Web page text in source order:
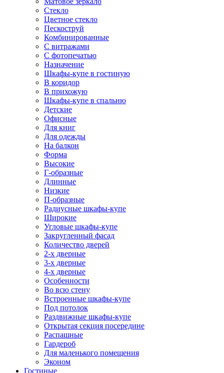
Стекло
Цветное стекло
Пескоструй
Комбинированные
С витражами
С фотопечатью
Назначение
Шкафы-купе в гостиную
В коридор
В прихожую
Шкафы-купе в спальню
Детские
Офисные
Для книг
Для одежды
На балкон
Форма
Высокие
Г-образные
Длинные
Низкие
П-образные
Радиусные шкафы-купе
Широкие
Угловые шкафы-купе
Закругленный фасад
Количество дверей
2-х дверные
3-х дверные
4-х дверные
Особенности
Во всю стену
Встроенные шкафы-купе
Под потолок
Раздвижные шкафы-купе
Открытая секция посередине
Распашные
Гардероб
Для маленького помещения
Эконом
Гостиные